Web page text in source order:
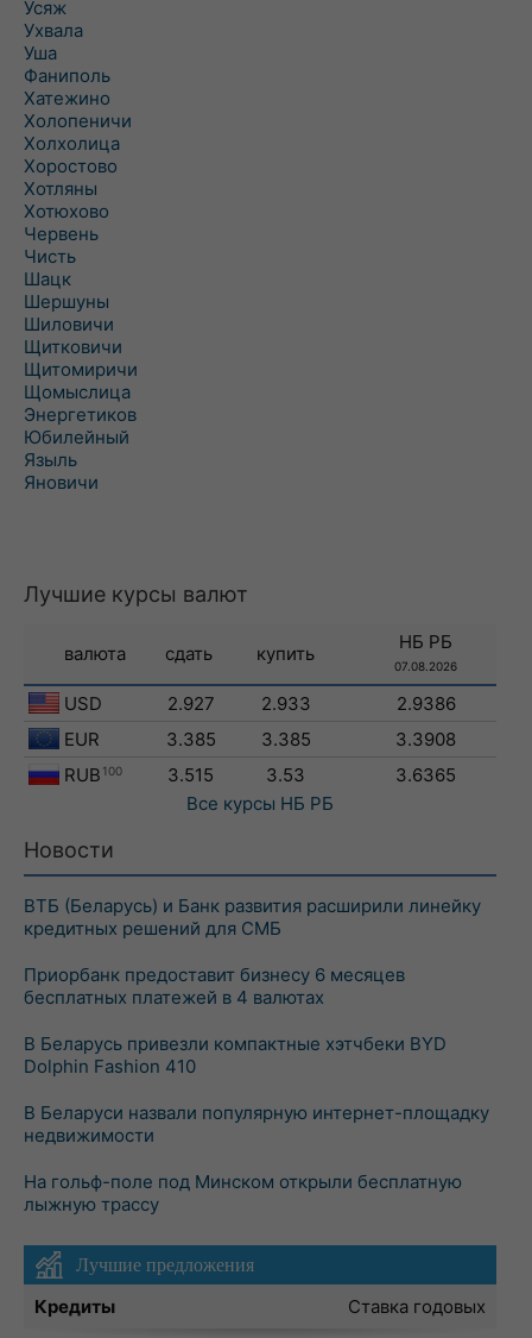
Усяж
Ухвала
Уша
Фаниполь
Хатежино
Холопеничи
Холхолица
Хоростово
Хотляны
Хотюхово
Червень
Чисть
Шацк
Шершуны
Шиловичи
Щитковичи
Щитомиричи
Щомыслица
Энергетиков
Юбилейный
Языль
Яновичи
Лучшие курсы валют
валюта сдать купить
НБ РБ
07.08.2026
USD 2.927 2.933
2.9386
EUR
3.385 3.385
3.3908
RUB 100 3.515 3.53
3.6365
Все курсы НБ РБ
Новости
ВТБ (Беларусь) и Банк развития расширили линейку
кредитных решений для СМБ
Приорбанк предоставит бизнесу 6 месяцев
бесплатных платежей в 4 валютах
В Беларусь привезли компактные хэтчбеки BYD
Dolphin Fashion 410
В Беларуси назвали популярную интернет-площадку
недвижимости
На гольф-поле под Минском открыли бесплатную
лыжную трассу
Лучшие предложения
Кредиты
Ставка годовых